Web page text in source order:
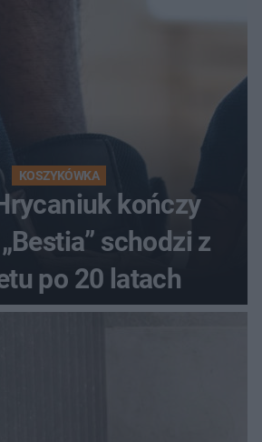
KOSZYKÓWKA
kończy
schodzi z
po 20 latach